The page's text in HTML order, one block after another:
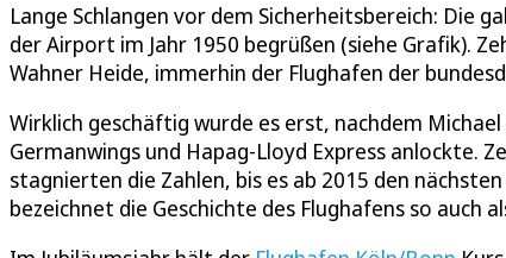
Lange Schlangen vor dem Sicherheitsbereich: Die
der Airport im Jahr 1950 begrüßen (siehe Grafik).
Wahner Heide, immerhin der Flughafen der
Wirklich geschäftig wurde es erst, nachdem
Germanwings und Hapag-Lloyd Express anlockte.
stagnierten die Zahlen, bis es ab 2015 den
bezeichnet die Geschichte des Flughafens so auch